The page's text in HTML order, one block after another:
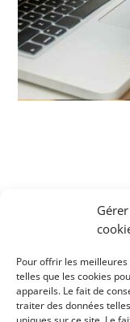
Pour offrir les
telles que les cookies
appareils. Le fait de
traiter des données